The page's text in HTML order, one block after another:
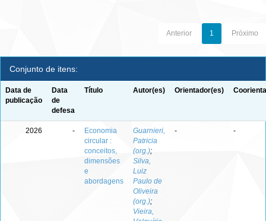
Anterior 1 Próximo
Conjunto de itens:
Data de
publicação
Data
de
defesa
Título Autor(es) Orientador(es)
2026 -
Economia
circular :
conceitos,
dimensões
e
abordagens
Guarnieri,
Patricia
(org.);
Silva,
Luiz
Paulo de
Oliveira
(org.);
Vieira,
- -